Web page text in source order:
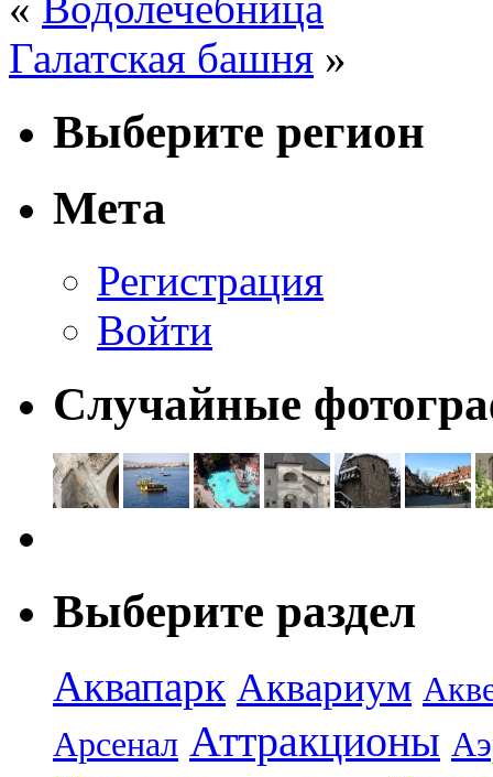
Галатская башня »
Выберите регион
Мета
Регистрация
Войти
Случайные
Выберите раздел
Аквапарк Аквариум
Арсенал Аттракционы